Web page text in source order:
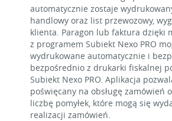
automatycznie zostaje
handlowy oraz list przewozowy,
klienta. Paragon lub faktura dzięki
z programem Subiekt Nexo PRO
wydrukowane automatycznie i
bezpośrednio z drukarki fiskalnej
Subiekt Nexo PRO. Aplikacja
poświęcany na obsługę zamówień
liczbę pomyłek, które mogą się
realizacji zamówień.